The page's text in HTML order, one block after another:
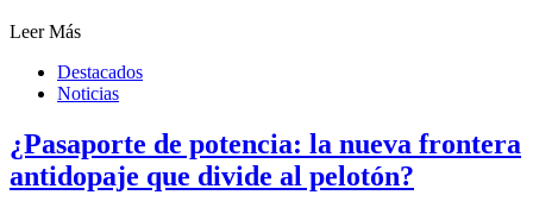
Leer Más
Destacados
Noticias
¿Pasaporte de potencia: la nueva frontera
antidopaje que divide al pelotón?